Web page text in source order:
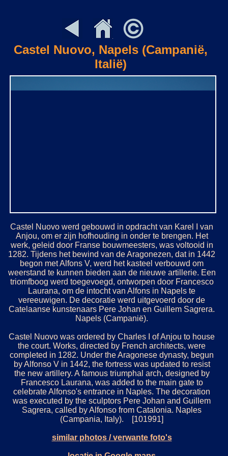
Castel Nuovo, Napels (Campanië,
Italië)
Castel Nuovo werd gebouwd in opdracht van Karel I van
Anjou, om er zijn hofhouding in onder te brengen. Het
werk, geleid door Franse bouwmeesters, was voltooid in
1282. Tijdens het bewind van de Aragonezen, dat in 1442
begon met Alfons V, werd het kasteel verbouwd om
weerstand te kunnen bieden aan de nieuwe artillerie. Een
triomfboog werd toegevoegd, ontworpen door Francesco
Laurana, om de intocht van Alfons in Napels te
vereeuwigen. De decoratie werd uitgevoerd door de
Catelaanse kunstenaars Pere Johan en Guillem Sagrera.
Napels (Campanië).
Castel Nuovo was ordered by Charles I of Anjou to house
the court. Works, directed by French architects, were
completed in 1282. Under the Aragonese dynasty, begun
by Alfonso V in 1442, the fortress was updated to resist
the new artillery. A famous triumphal arch, designed by
Francesco Laurana, was added to the main gate to
celebrate Alfonso's entrance in Naples. The decoration
was executed by the sculptors Pere Johan and Guillem
Sagrera, called by Alfonso from Catalonia. Naples
(Campania, Italy). [101991]
similar photos / verwante foto's